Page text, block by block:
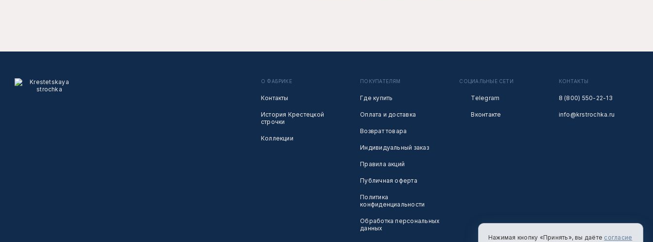
О ФАБРИКЕ
Контакты
История Крестецкой
строчки
Коллекции
ПОКУПАТЕЛЯМ
Где купить
Оплата и доставка
Возврат товара
Индивидуальный заказ
Правила акций
Публичная оферта
Политика
конфиденциальности
Обработка персональных
данных
СОЦИАЛЬНЫЕ СЕТИ
Telegram
Вконтакте
КОНТАКТЫ
8 (800) 550-22-13
info@krstrochka.ru
Нажимая кнопку «Принять», вы даёте согласие